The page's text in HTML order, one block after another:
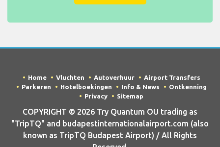
Home Vluchten Autoverhuur
Airport Transfers
Parkeren
Hotelboekingen Info & News
Ontkenning
Privacy
Sitemap
COPYRIGHT © 2026 Try Quantum OU trading as
"TripTQ" and budapestinternationalairport.com (also
known as TripTQ Budapest Airport) / All Rights